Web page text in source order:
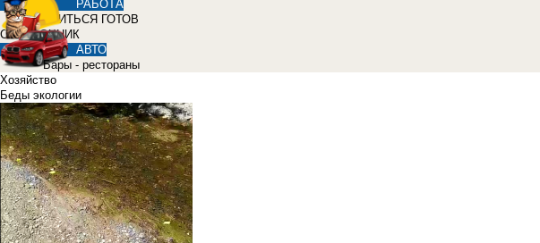
РАБОТА
УЧИТЬСЯ ГОТОВ
СПРАВОЧНИК
АВТО
Бары - рестораны
Хозяйство
Беды экологии